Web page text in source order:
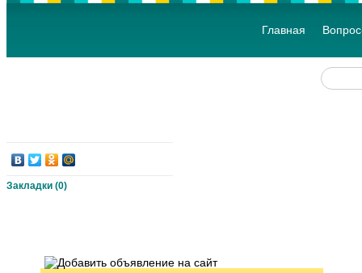
Главная
Закладки (0)